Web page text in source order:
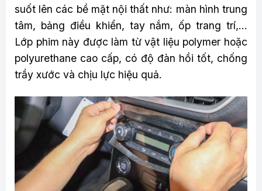
suốt lên các bề mặt nội thất như: màn hình trung
tâm, bảng điều khiển, tay nắm, ốp trang trí,…
Lớp phim này được làm từ vật liệu polymer hoặc
polyurethane cao cấp, có độ đàn hồi tốt, chống
trầy xước và chịu lực hiệu quả.